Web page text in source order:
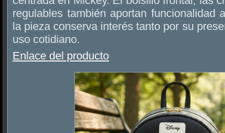
regulables también aportan funcionalidad
la pieza conserva interés tanto por su
uso cotidiano.
Enlace del producto